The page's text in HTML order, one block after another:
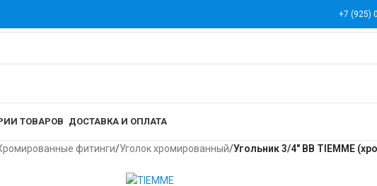
+7 (925)
ТОВАРОВ ДОСТАВКА И ОПЛАТА
фитинги/Уголок хромированный/Угольник 3/4″ ВВ TIEMME